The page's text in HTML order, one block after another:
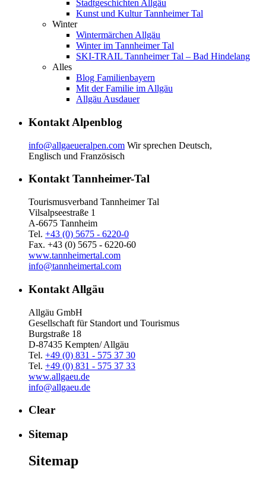
Stadtgeschichten Allgäu
Kunst und Kultur Tannheimer Tal
Winter
Wintermärchen Allgäu
Winter im Tannheimer Tal
SKI-TRAIL Tannheimer Tal – Bad Hindelang
Alles
Blog Familienbayern
Mit der Familie im Allgäu
Allgäu Ausdauer
Kontakt Alpenblog
info@allgaeueralpen.com Wir sprechen Deutsch,
Englisch und Französisch
Kontakt Tannheimer-Tal
Tourismusverband Tannheimer Tal
Vilsalpseestraße 1
A-6675 Tannheim
Tel. +43 (0) 5675 - 6220-0
Fax. +43 (0) 5675 - 6220-60
www.tannheimertal.com
info@tannheimertal.com
Kontakt Allgäu
Allgäu GmbH
Gesellschaft für Standort und Tourismus
Burgstraße 18
D-87435 Kempten/ Allgäu
Tel. +49 (0) 831 - 575 37 30
Tel. +49 (0) 831 - 575 37 33
www.allgaeu.de
info@allgaeu.de
Clear
Sitemap
Sitemap